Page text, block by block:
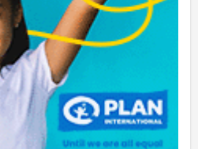
(3)